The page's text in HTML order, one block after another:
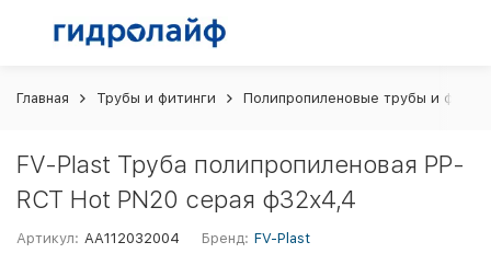
Главная Трубы и фитинги Полипропиленовые трубы и
FV-Plast Труба полипропиленовая PP-
RCT Hot PN20 серая ф32х4,4
Артикул: AA112032004 Бренд: FV-Plast